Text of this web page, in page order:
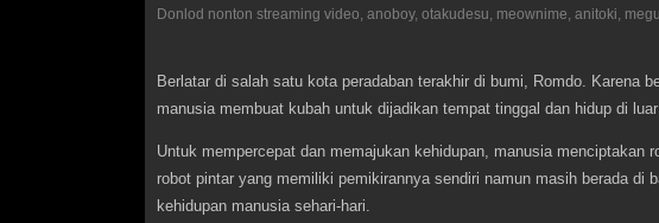
Berlatar di salah satu kota peradaban terakhir di bumi, Romdo. Karena
manusia membuat kubah untuk dijadikan tempat tinggal dan hidup di
Untuk mempercepat dan memajukan kehidupan, manusia menciptakan
robot pintar yang memiliki pemikirannya sendiri namun masih berada di
kehidupan manusia sehari-hari.